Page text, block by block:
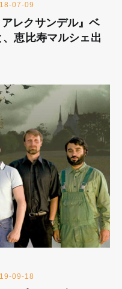
07-09
レクサンデル』ベ
恵比寿マルシェ出
09-18